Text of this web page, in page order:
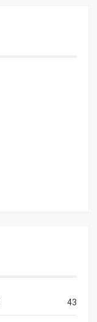
43